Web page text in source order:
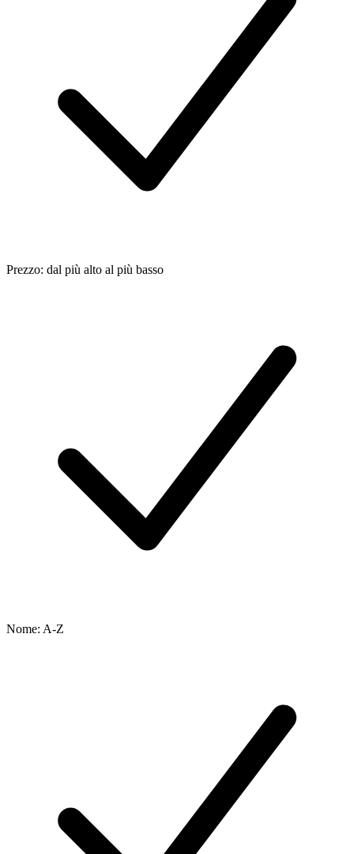
Prezzo: dal più alto al più basso
Nome: A-Z